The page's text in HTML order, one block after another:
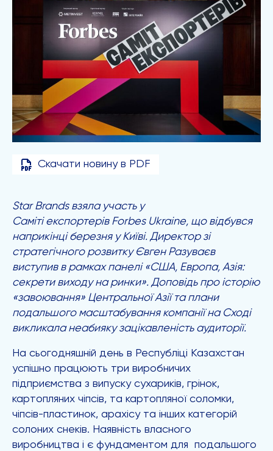
Скачати новину в PDF
Star Brands взяла участь у
Саміті експортерів Forbes Ukraine, що відбувся
наприкінці березня у Київі. Директор зі
стратегічного розвитку Євген Разуваєв
виступив в рамках панелі «США, Европа, Азія:
секрети виходу на ринки». Доповідь про історію
«завоювання» Центральної Азії та плани
подальшого масштабування компанії на Сході
викликала неабияку зацікавленість аудиторії.
На сьогодняшній день в Республіці Казахстан
успішно працюють три виробничих
підприємства з випуску сухариків, грінок,
картопляних чіпсів, та картопляної соломки,
чіпсів-пластинок, арахісу та інших категорій
солоних снеків. Наявність власного
виробництва і є фундаментом для подальшого